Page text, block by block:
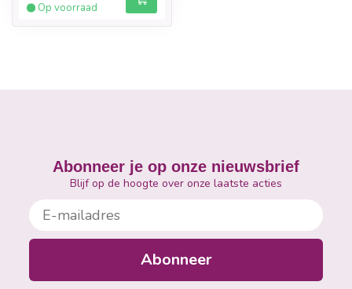
Op voorraad
Abonneer je op onze nieuwsbrief
Blijf op de hoogte over onze laatste acties
E-mailadres
Abonneer